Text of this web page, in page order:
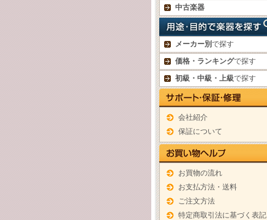
中古楽器
メーカー別で探す
価格・ランキングで探す
初級・中級・上級で探す
会社紹介
保証について
お買物の流れ
お支払方法・送料
ご注文方法
特定商取引法に基づく表記